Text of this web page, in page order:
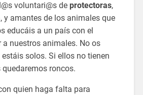
voluntari@s de protectoras,
y amantes de los animales que
educáis a un país con el
a nuestros animales. No os
solos. Si ellos no tienen
roncos.
quien haga falta para